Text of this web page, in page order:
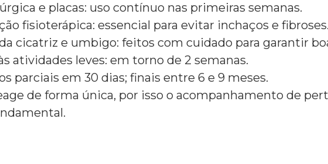
e placas: uso contínuo nas primeiras semanas.
fisioterápica: essencial para evitar inchaços e
cicatriz e umbigo: feitos com cuidado para garantir
atividades leves: em torno de 2 semanas.
parciais em 30 dias; finais entre 6 e 9 meses.
de forma única, por isso o acompanhamento de